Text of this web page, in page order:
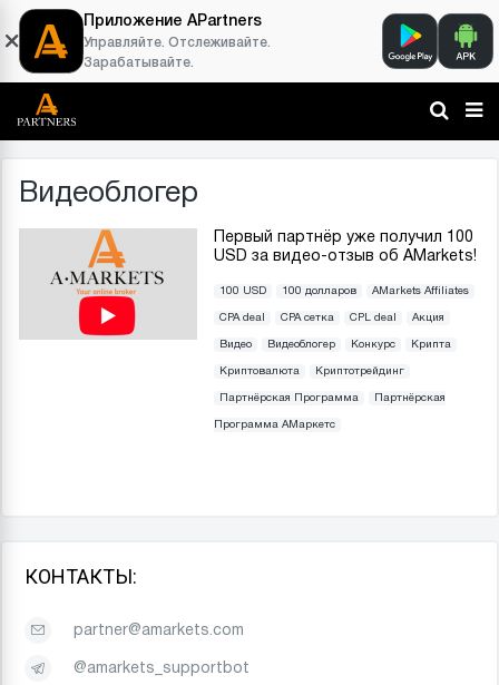
Приложение APartners
Управляйте. Отслеживайте.
Зарабатывайте.
Видеоблогер
Первый партнёр уже получил 100
USD за видео-отзыв об AMarkets!
100 USD 100 долларов AMarkets Affiliates
CPA deal CPA сетка CPL deal Акция
Видео Видеоблогер Конкурс Крипта
Криптовалюта Криптотрейдинг
Партнёрская Программа Партнёрская
Программа АМаркетс
КОНТАКТЫ:
partner@amarkets.com
@amarkets_supportbot